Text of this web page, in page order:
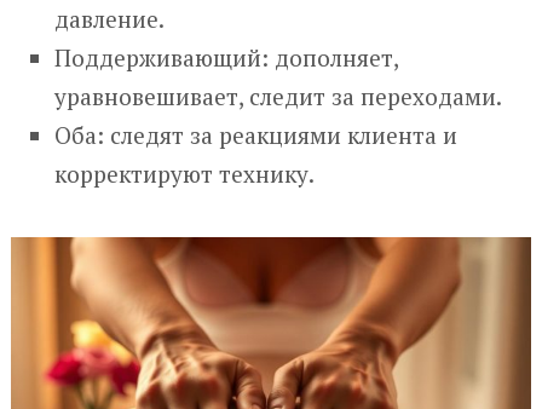
давление.
Поддерживающий: дополняет,
уравновешивает, следит за переходами.
Оба: следят за реакциями клиента и
корректируют технику.